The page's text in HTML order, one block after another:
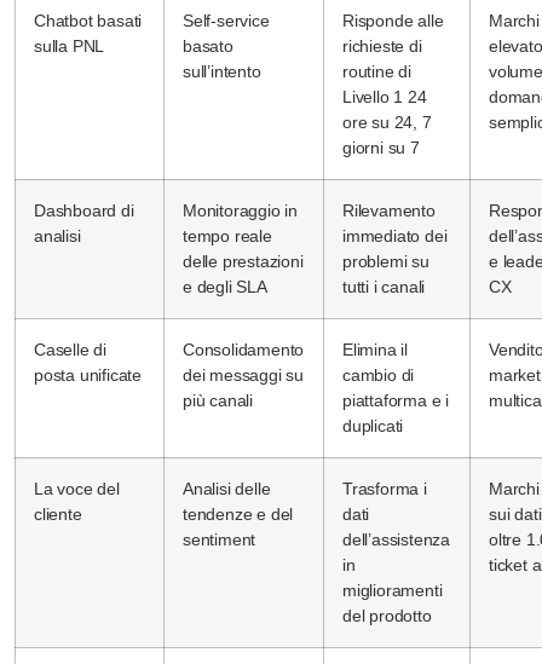
Chatbot basati
sulla PNL
Self-service
basato
sull’intento
Risponde alle
richieste di
routine di
Livello 1 24
ore su 24, 7
giorni su 7
elevato
Dashboard di
analisi
Monitoraggio in
tempo reale
delle prestazioni
e degli SLA
Rilevamento
immediato dei
problemi su
tutti i canali
e
CX
Caselle di
posta unificate
Consolidamento
dei messaggi su
più canali
Elimina il
cambio di
piattaforma e i
duplicati
La voce del
cliente
Analisi delle
tendenze e del
sentiment
Trasforma i
dati
dell’assistenza
in
miglioramenti
del prodotto
sui
oltre
ticket